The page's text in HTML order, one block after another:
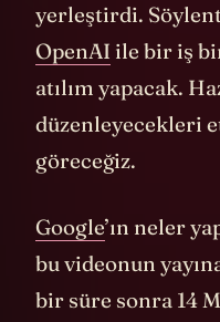
yerleştirdi.
OpenAI ile bir iş
atılım yapacak.
düzenleyecekleri
göreceğiz.
Google’ın neler
bu videonun
bir süre sonra 14